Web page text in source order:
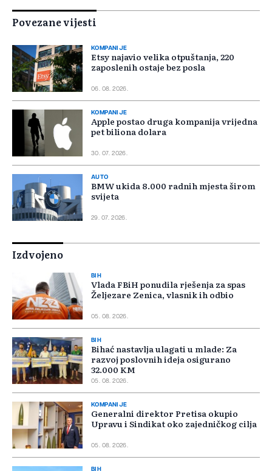
Povezane vijesti
KOMPANIJE
Etsy najavio velika otpuštanja, 220
zaposlenih ostaje bez posla
06. 08. 2026.
KOMPANIJE
Apple postao druga kompanija vrijedna
pet biliona dolara
30. 07. 2026.
AUTO
BMW ukida 8.000 radnih mjesta širom
svijeta
29. 07. 2026.
Izdvojeno
BIH
Vlada FBiH ponudila rješenja za spas
Željezare Zenica, vlasnik ih odbio
05. 08. 2026.
BIH
Bihać nastavlja ulagati u mlade: Za
razvoj poslovnih ideja osigurano
32.000 KM
05. 08. 2026.
KOMPANIJE
Generalni direktor Pretisa okupio
Upravu i Sindikat oko zajedničkog cilja
05. 08. 2026.
BIH